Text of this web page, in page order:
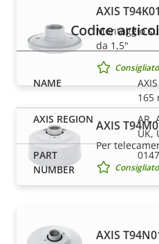
AXIS
Montaggio
da 1,5"
AXIS
Per
AXIS
Codice
165
AR,
UK,